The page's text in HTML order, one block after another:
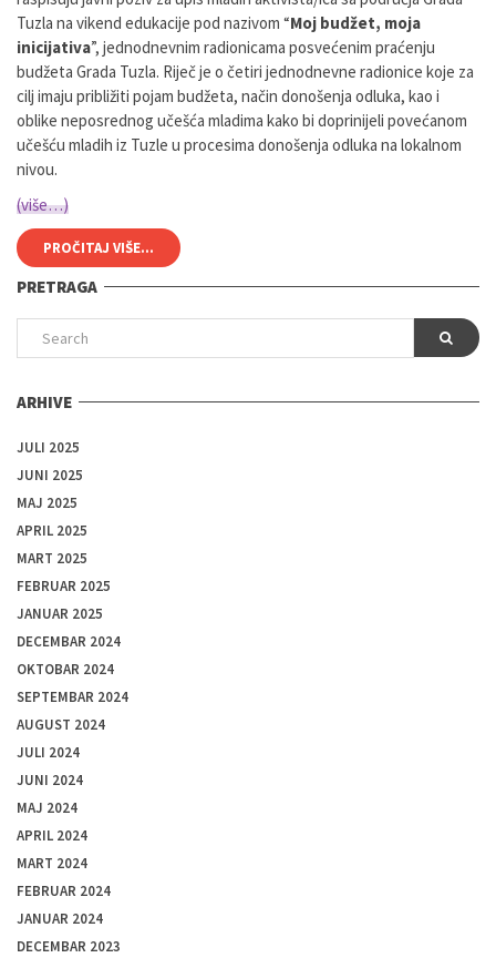
Tuzla na vikend edukacije pod nazivom “Moj budžet, moja
inicijativa”, jednodnevnim radionicama posvećenim praćenju
budžeta Grada Tuzla. Riječ je o četiri jednodnevne radionice koje za
cilj imaju približiti pojam budžeta, način donošenja odluka, kao i
oblike neposrednog učešća mladima kako bi doprinijeli povećanom
učešću mladih iz Tuzle u procesima donošenja odluka na lokalnom
nivou.
(više…)
PROČITAJ VIŠE...
PRETRAGA
ARHIVE
JULI 2025
JUNI 2025
MAJ 2025
APRIL 2025
MART 2025
FEBRUAR 2025
JANUAR 2025
DECEMBAR 2024
OKTOBAR 2024
SEPTEMBAR 2024
AUGUST 2024
JULI 2024
JUNI 2024
MAJ 2024
APRIL 2024
MART 2024
FEBRUAR 2024
JANUAR 2024
DECEMBAR 2023